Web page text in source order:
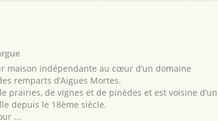
maison indépendante au cœur d’un domaine
remparts d’Aigues Mortes.
prairies, de vignes et de pinèdes et est voisine d’un
depuis le 18ème siècle.
...